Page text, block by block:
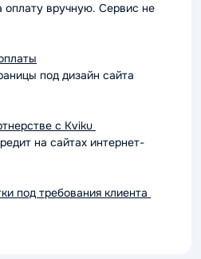
вручную. Сервис не
под дизайн сайта
с Kviku
на сайтах интернет-
под требования клиента